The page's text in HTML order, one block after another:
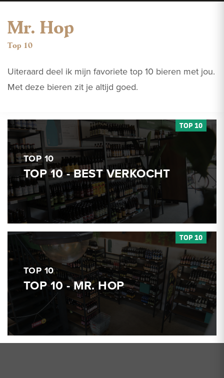
Mr. Hop
Top 10
Uiteraard deel ik mijn favoriete top 10 bieren met jou.
Met deze bieren zit je altijd goed.
TOP 10
TOP 10 - BEST VERKOCHT
TOP 10
TOP 10 - MR. HOP